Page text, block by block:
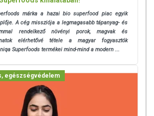
márka a hazai bio superfood piac egyik
A cég missziója a legmagasabb tápanyag- és
rendelkező növényi porok, magvak és
elérhetővé tétele a magyar fogyasztók
Superfoods termékei mind-mind a modern ...
egészségvédelem